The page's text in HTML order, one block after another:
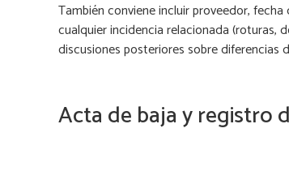
También conviene incluir proveedor,
cualquier incidencia relacionada (roturas,
discusiones posteriores sobre
Acta de baja y registro